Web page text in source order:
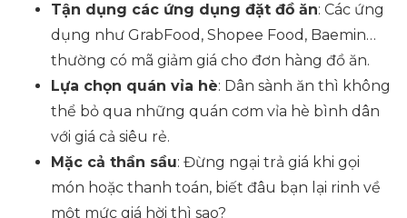
Tận dụng các ứng dụng đặt đồ ăn: Các ứng
dụng như GrabFood, Shopee Food, Baemin…
thường có mã giảm giá cho đơn hàng đồ ăn.
Lựa chọn quán vỉa hè: Dân sành ăn thì không
thể bỏ qua những quán cơm vỉa hè bình dân
với giá cả siêu rẻ.
Mặc cả thần sầu: Đừng ngại trả giá khi gọi
món hoặc thanh toán, biết đâu bạn lại rinh về
một mức giá hời thì sao?